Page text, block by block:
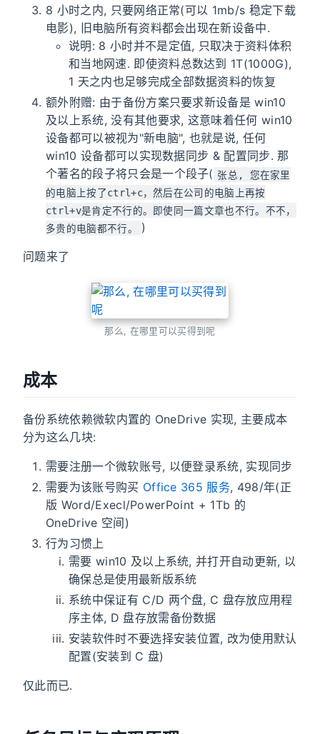
8 小时之内, 只要网络正常(可以 1mb/s 稳定下载
电影), 旧电脑所有资料都会出现在新设备中.
说明: 8 小时并不是定值, 只取决于资料体积
和当地网速. 即使资料总数达到 1T(1000G),
1 天之内也足够完成全部数据资料的恢复
额外附赠: 由于备份方案只要求新设备是 win10
及以上系统, 没有其他要求, 这意味着任何 win10
设备都可以被视为"新电脑", 也就是说, 任何
win10 设备都可以实现数据同步 & 配置同步. 那
个著名的段子将只会是一个段子( 张总, 您在家里
的电脑上按了ctrl+c，然后在公司的电脑上再按
ctrl+v是肯定不行的。即使同一篇文章也不行。不不，
多贵的电脑都不行。
)
问题来了
那么, 在哪里可以买得到呢
成本
备份系统依赖微软内置的 OneDrive 实现, 主要成本
分为这么几块:
需要注册一个微软账号, 以便登录系统, 实现同步
需要为该账号购买 Office 365 服务, 498/年(正
版 Word/Execl/PowerPoint + 1Tb 的
OneDrive 空间)
行为习惯上
需要 win10 及以上系统, 并打开自动更新, 以
确保总是使用最新版系统
系统中保证有 C/D 两个盘, C 盘存放应用程
序主体, D 盘存放需备份数据
安装软件时不要选择安装位置, 改为使用默认
配置(安装到 C 盘)
仅此而已.